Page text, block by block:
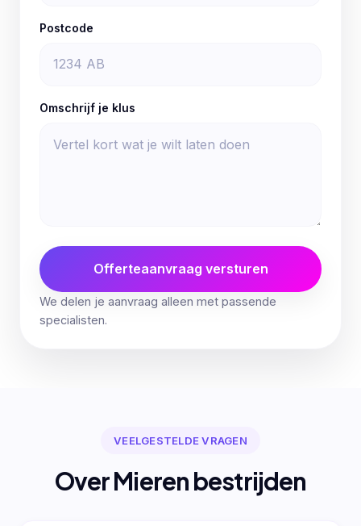
Postcode
Omschrijf je klus
Offerteaanvraag versturen
We delen je aanvraag alleen met passende
specialisten.
VEELGESTELDE VRAGEN
Over Mieren bestrijden